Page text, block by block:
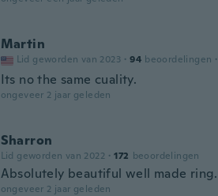
Martin
Lid geworden van 2023 · 94 beoordelingen ·
Its no the same cuality.
ongeveer 2 jaar geleden
Sharron
Lid geworden van 2022 · 172 beoordelingen
Absolutely beautiful well made ring.
ongeveer 2 jaar geleden